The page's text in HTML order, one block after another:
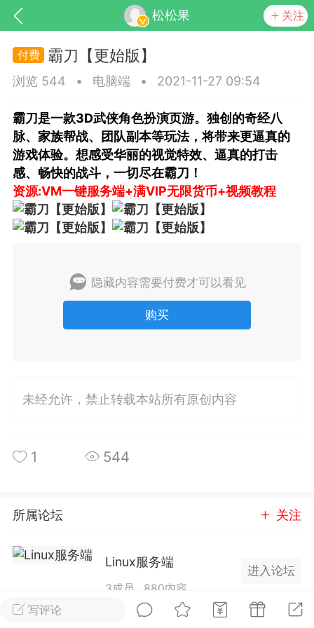
松松果 关注
基于wordpress开发 你所看见
商城 视频
电脑端
该内容只允许登录的用户查看
写评论
霸刀【更始版】
浏览 544 • 电脑端 • 2021-11-27 09:54
霸刀是一款3D武侠角色扮演页游。独创的奇经八
脉、家族帮战、团队副本等玩法，将带来更逼真的
游戏体验。想感受华丽的视觉特效、逼真的打击
感、畅快的战斗，一切尽在霸刀！
资源:VM一键服务端+满VIP无限货币+视频教程
隐藏内容需要付费才可以看见
购买
未经允许，禁止转载本站所有原创内容
1 544
所属论坛 关注
Linux服务端
3成员 880内容
进入论坛